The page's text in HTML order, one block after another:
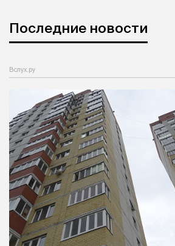
Последние новости
Вслух.ру